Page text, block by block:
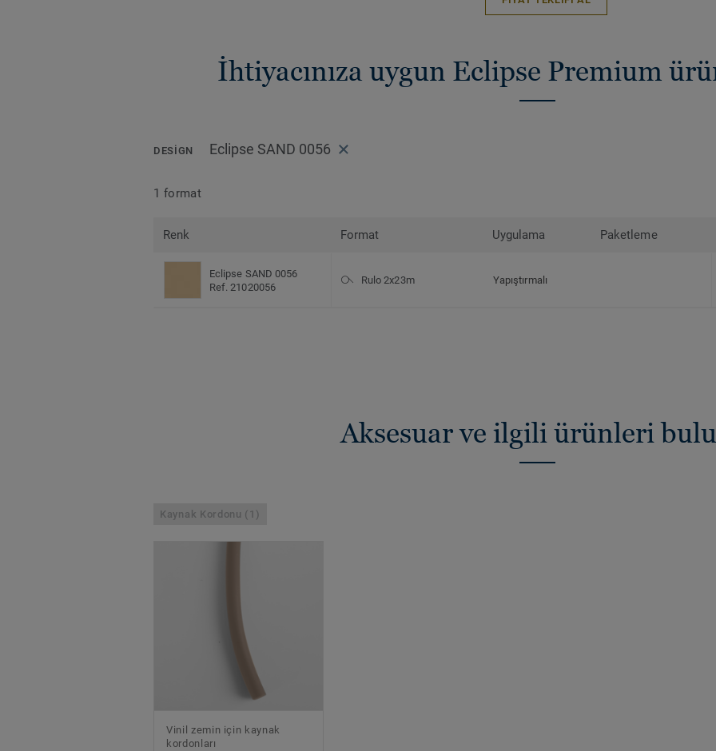
İhtiyacınıza uygun Eclipse Premium
DESIGN Eclipse SAND 0056
1 format
Renk Format Uygulama Paketleme
Eclipse SAND 0056
Ref. 21020056
Rulo 2x23m Yapıştırmalı
Aksesuar ve ilgili ürünleri
Kaynak Kordonu (1)
Vinil zemin için kaynak
kordonları